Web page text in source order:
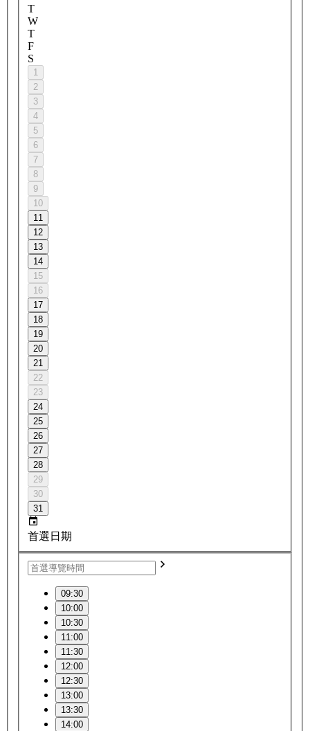
T
W
T
F
S
1
2
3
4
5
6
7
8
9
10
11
12
13
14
15
16
17
18
19
20
21
22
23
24
25
26
27
28
29
30
31
首選日期
09:30
10:00
10:30
11:00
11:30
12:00
12:30
13:00
13:30
14:00